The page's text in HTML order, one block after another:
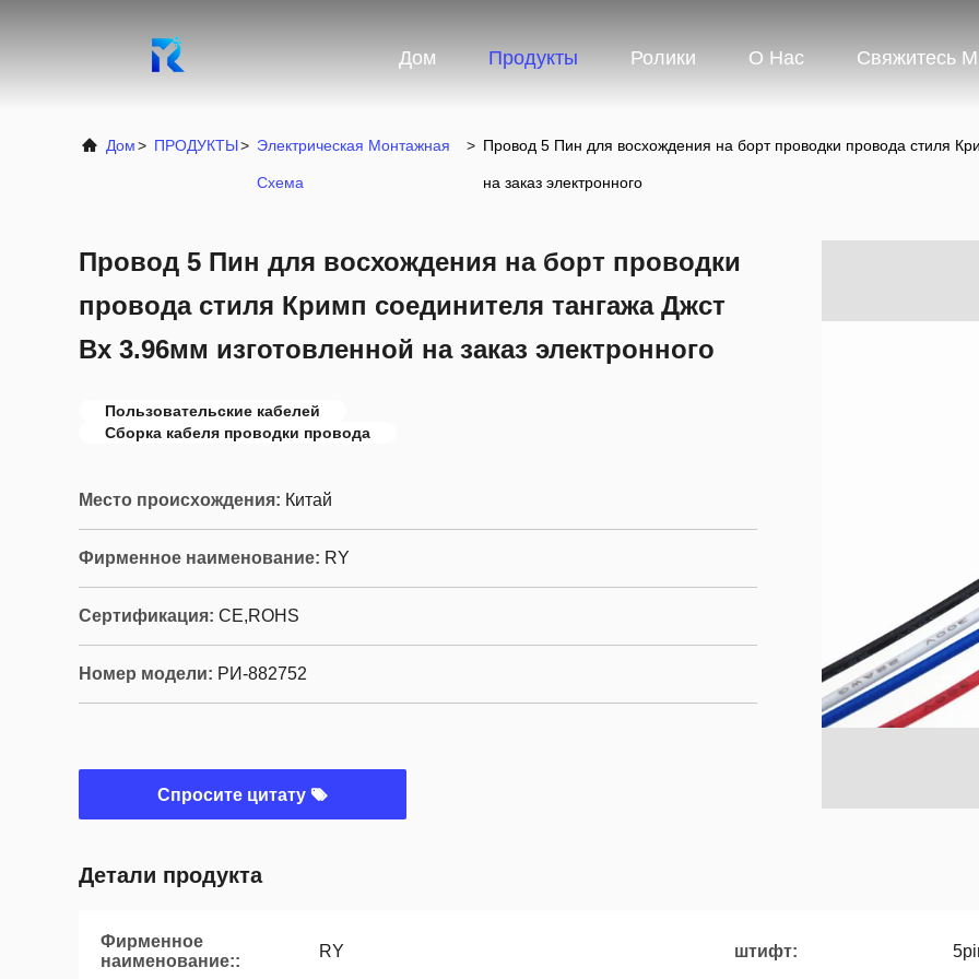
Дом Продукты Ролики О Нас Свяжитесь
Дом> ПРОДУКТЫ> Электрическая Монтажная
Схема
> Провод 5 Пин для восхождения на борт проводки провода стиля
на заказ электронного
Провод 5 Пин для восхождения на борт проводки
провода стиля Кримп соединителя тангажа Джст
Вх 3.96мм изготовленной на заказ электронного
Пользовательские кабелей
Сборка кабеля проводки провода
Место происхождения: Китай
Фирменное наименование: RY
Сертификация: CE,ROHS
Номер модели: РИ-882752
Спросите цитату
Детали продукта
Фирменное
наименование::
RY штифт: